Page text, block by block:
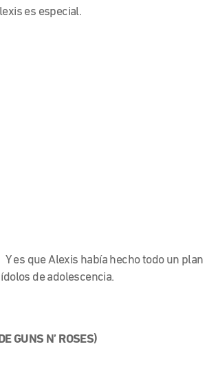
es especial.
es que Alexis había hecho todo un plan
de adolescencia.
GUNS N’ ROSES)